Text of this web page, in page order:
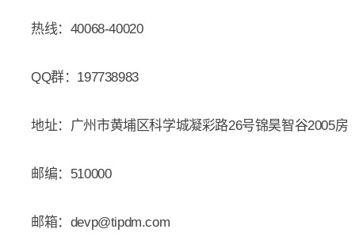
热线：40068-40020
QQ群：197738983
地址：广州市黄埔区科学城凝彩路26号锦昊智谷2005房
邮编：510000
邮箱：devp@tipdm.com